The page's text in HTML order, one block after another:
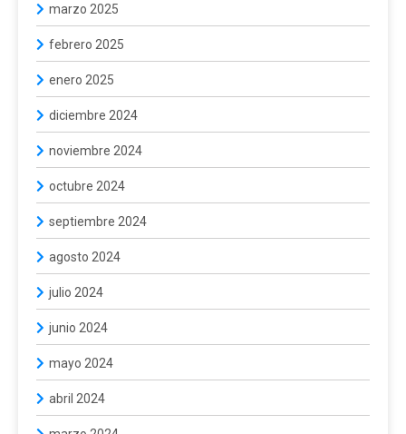
marzo 2025
febrero 2025
enero 2025
diciembre 2024
noviembre 2024
octubre 2024
septiembre 2024
agosto 2024
julio 2024
junio 2024
mayo 2024
abril 2024